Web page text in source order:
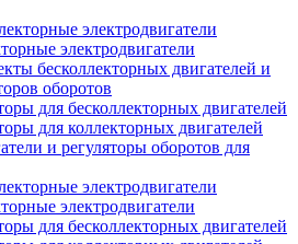
электродвигатели
электродвигатели
бесколлекторных двигателей и
оборотов
для бесколлекторных двигателей
для коллекторных двигателей
и регуляторы оборотов для
электродвигатели
электродвигатели
для бесколлекторных двигателей